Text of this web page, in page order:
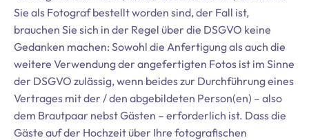
Sie als Fotograf bestellt worden sind, der Fall ist,
brauchen Sie sich in der Regel über die DSGVO keine
Gedanken machen: Sowohl die Anfertigung als auch die
weitere Verwendung der angefertigten Fotos ist im Sinne
der DSGVO zulässig, wenn beides zur Durchführung eines
Vertrages mit der / den abgebildeten Person(en) – also
dem Brautpaar nebst Gästen – erforderlich ist. Dass die
Gäste auf der Hochzeit über Ihre fotografischen